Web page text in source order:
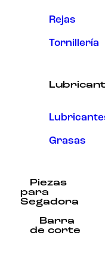
Rejas
Tornillería
Grasas
Piezas
para
Segadora
Barra
de corte